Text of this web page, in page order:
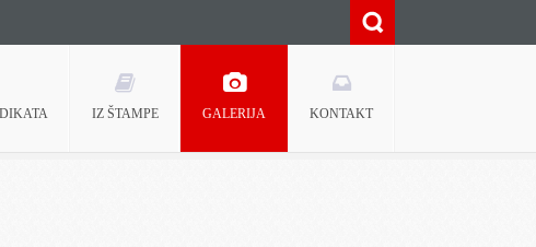
IZ ŠTAMPE GALERIJA KONTAKT